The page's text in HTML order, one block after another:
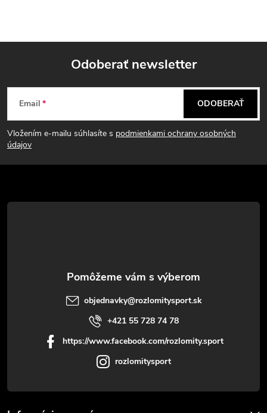
Z
á
p
t
Odoberať newsletter
Email
Vložením e-mailu súhlasíte s podmienkami ochrany osobných
údajov
ODOBERAŤ
objednavky@rozlomitysport.sk
+421 55 728 74 78
https://www.facebook.com/rozlomity.sport
rozlomitysport